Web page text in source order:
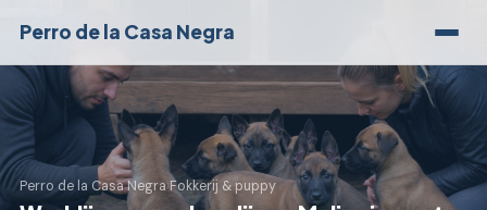
Perro de la Casa Negra
Perro de la Casa Negra›Fokkerij & puppy